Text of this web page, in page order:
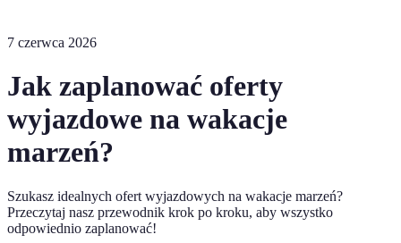
7 czerwca 2026
Jak zaplanować oferty
wyjazdowe na wakacje
marzeń?
Szukasz idealnych ofert wyjazdowych na wakacje marzeń?
Przeczytaj nasz przewodnik krok po kroku, aby wszystko
odpowiednio zaplanować!